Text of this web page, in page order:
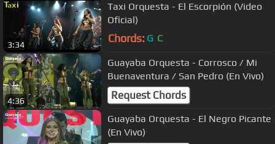
3:34
Taxi Orquesta - El Escorpión (Video
Oficial)
Chords: G C
4:36
Guayaba Orquesta - Corrosco / Mi
Buenaventura / San Pedro (En Vivo)
Request Chords
Guayaba Orquesta - El Negro Picante
(En Vivo)